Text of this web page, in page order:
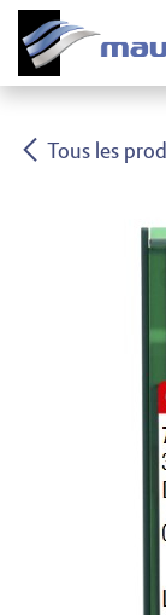
Se rendre au
Tous les